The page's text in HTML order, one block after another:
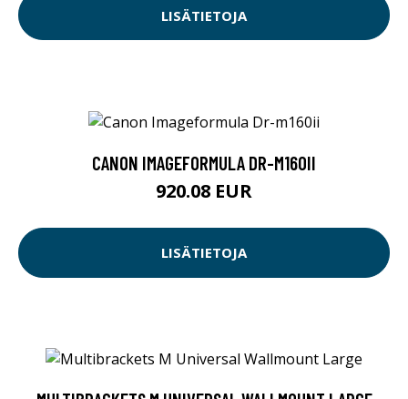
LISÄTIETOJA
CANON IMAGEFORMULA DR-M160II
920.08 EUR
LISÄTIETOJA